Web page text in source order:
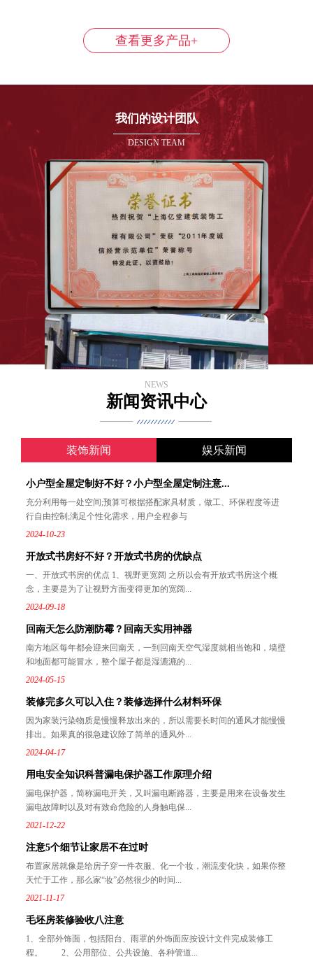
查看更多产品+
我们的设计团队
DESIGN TEAM
NEWS
新闻资讯中心
装饰新闻 娱乐新闻
小户型全屋定制好不好？小户型全屋定制注意...
充分利用每一处空间;预算可根据搭配家具材质，做工、环保程度等进
行自由控制;满足个性化需求，用户全程参与
2024-10-23
开放式书房好不好？开放式书房的优缺点
一、开放式书房的优点 1、视野更宽阔 之所以会有开放式书房这个概
念，主要是为了让视野方面变得更加的宽阔...
2024-09-18
回南天怎么防潮防霉？回南天实用神器
南方地区每年都会迎来回南天，一到回南天空气湿度就相当饱和，墙壁
和地面都可能冒水，整个屋子都是湿漉漉的...
2024-05-15
装修完多久可以入住？装修选择什么材料环保
因为家装污染物质是慢慢释放出来的，所以需要长时间的通风才能慢慢
排出。如果真的很急建议除了简单的通风外...
2024-04-17
用电安全知识科普漏电保护器工作原理介绍
漏电保护器，简称漏电开关，又叫漏电断路器，主要是用来在设备发生
漏电故障时以及对有致命危险的人身触电保...
2021-12-22
注意5个细节让家居不在过时
布置家居就像是给房子穿一件衣服、化一个妆，潮流变化快，如果你整
天忙于工作，那么家“妆”必然很少的时间...
2021-11-17
毛坯房装修验收八注意
1、全部外饰面，包括阳台、雨罩的外饰面应按设计文件完成装修工
程。 2、公用部位、公共设施、各种管道...